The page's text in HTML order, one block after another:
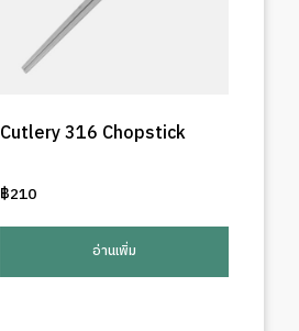
Cutlery 316 Chopstick
฿210
อ่านเพิ่ม